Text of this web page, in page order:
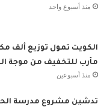
منذ أسبوع واحد
الكويت تمول توزيع ألف
مأرب للتخفيف من موجة
منذ أسبوعين
تدشين مشروع مدرسة